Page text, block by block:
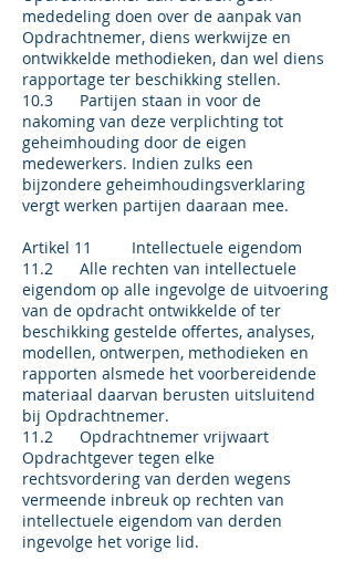
mededeling doen over de aanpak van
Opdrachtnemer, diens werkwijze en
ontwikkelde methodieken, dan wel diens
rapportage ter beschikking stellen.
10.3 Partijen staan in voor de
nakoming van deze verplichting tot
geheimhouding door de eigen
medewerkers. Indien zulks een
bijzondere geheimhoudingsverklaring
vergt werken partijen daaraan mee.
Artikel 11 Intellectuele eigendom
11.2 Alle rechten van intellectuele
eigendom op alle ingevolge de uitvoering
van de opdracht ontwikkelde of ter
beschikking gestelde offertes, analyses,
modellen, ontwerpen, methodieken en
rapporten alsmede het voorbereidende
materiaal daarvan berusten uitsluitend
bij Opdrachtnemer.
11.2 Opdrachtnemer vrijwaart
Opdrachtgever tegen elke
rechtsvordering van derden wegens
vermeende inbreuk op rechten van
intellectuele eigendom van derden
ingevolge het vorige lid.